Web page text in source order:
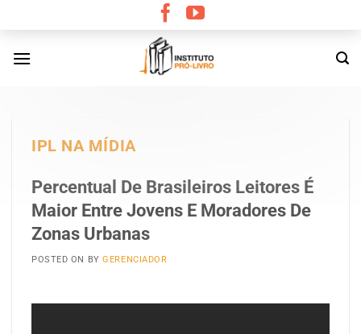
content
IPL NA MÍDIA
Percentual De Brasileiros Leitores É
Maior Entre Jovens E Moradores De
Zonas Urbanas
POSTED ON BYGERENCIADOR